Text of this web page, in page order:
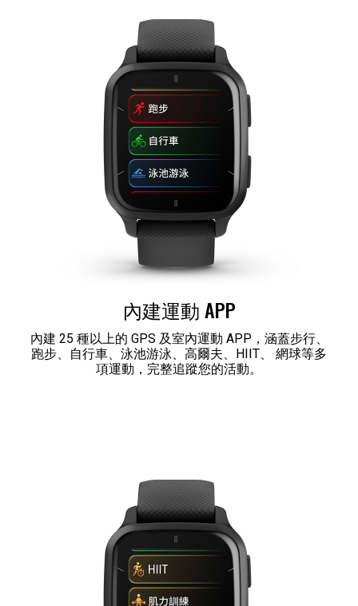
內建運動 APP
內建 25 種以上的 GPS 及室內運動 APP，涵蓋步行、
跑步、自行車、泳池游泳、高爾夫、HIIT、 網球等多
項運動，完整追蹤您的活動。